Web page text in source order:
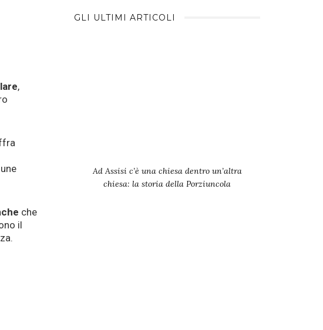
,
che
il
GLI ULTIMI ARTICOLI
Ad Assisi c’è una chiesa dentro un’altra
chiesa: la storia della Porziuncola